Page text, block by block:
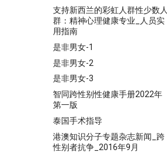
支持新西兰的彩虹人群性少数人
群：精神心理健康专业_人员实
用指南
是非男女-1
是非男女-2
是非男女-3
智同跨性别性健康手册2022年
第一版
泰国手术指导
港澳知识分子专题杂志新闻_跨
性别者抗争_2016年9月